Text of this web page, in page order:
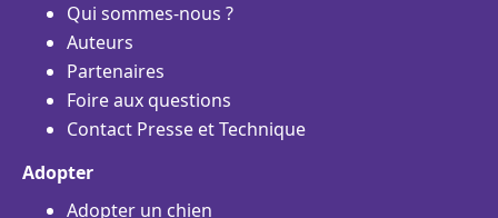
Qui sommes-nous ?
Auteurs
Partenaires
Foire aux questions
Contact Presse et Technique
Adopter
Adopter un chien